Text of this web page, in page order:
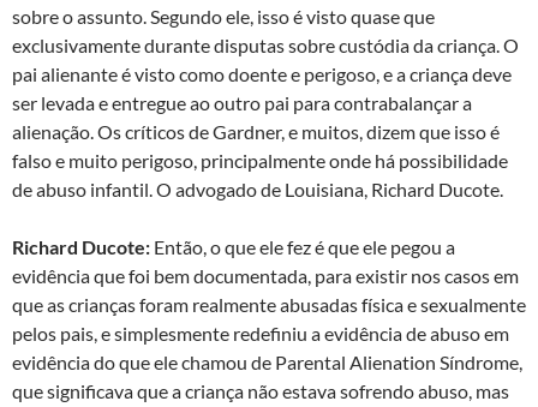
sobre o assunto. Segundo ele, isso é visto quase que
exclusivamente durante disputas sobre custódia da criança. O
pai alienante é visto como doente e perigoso, e a criança deve
ser levada e entregue ao outro pai para contrabalançar a
alienação. Os críticos de Gardner, e muitos, dizem que isso é
falso e muito perigoso, principalmente onde há possibilidade
de abuso infantil. O advogado de Louisiana, Richard Ducote.
Richard Ducote: Então, o que ele fez é que ele pegou a
evidência que foi bem documentada, para existir nos casos em
que as crianças foram realmente abusadas física e sexualmente
pelos pais, e simplesmente redefiniu a evidência de abuso em
evidência do que ele chamou de Parental Alienation Síndrome,
que significava que a criança não estava sofrendo abuso, mas